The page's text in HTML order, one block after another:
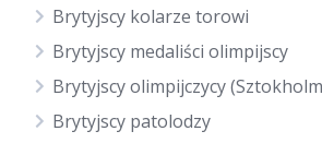
Brytyjscy kolarze torowi
Brytyjscy medaliści olimpijscy
Brytyjscy olimpijczycy
Brytyjscy patolodzy